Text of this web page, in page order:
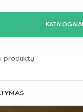
KATALOGAI